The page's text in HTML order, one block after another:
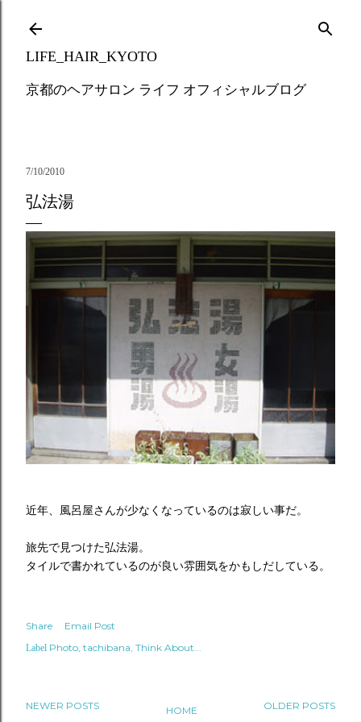
LIFE_HAIR_KYOTO
京都のヘアサロン ライフ オフィシャルブログ
7/10/2010
弘法湯
近年、風呂屋さんが少なくなっているのは寂しい事だ。
旅先で見つけた弘法湯。
タイルで書かれているのが良い雰囲気をかもしだしている。
Share Email Post
Label Photo tachibana Think About...
NEWER POSTS OLDER POSTS
HOME